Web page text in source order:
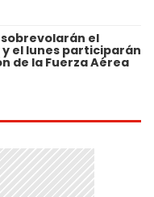
sobrevolarán el
el lunes participarán
de la Fuerza Aérea